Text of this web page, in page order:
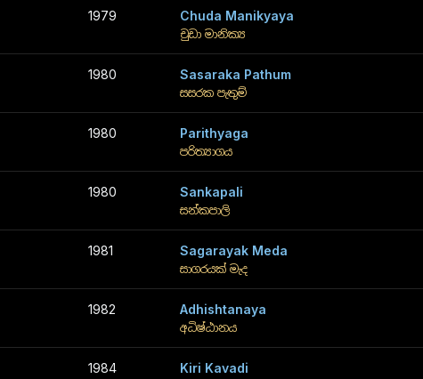
1979 Chuda Manikyaya
චුඩා මානික්‍ය
1980 Sasaraka Pathum
සසරක පැතුම්
1980 Parithyaga
පරිත්‍යාගය
1980 Sankapali
සන්කපාලි
1981 Sagarayak Meda
සාගරයක් මැද
1982 Adhishtanaya
අධිෂ්ඨානය
1984 Kiri Kavadi